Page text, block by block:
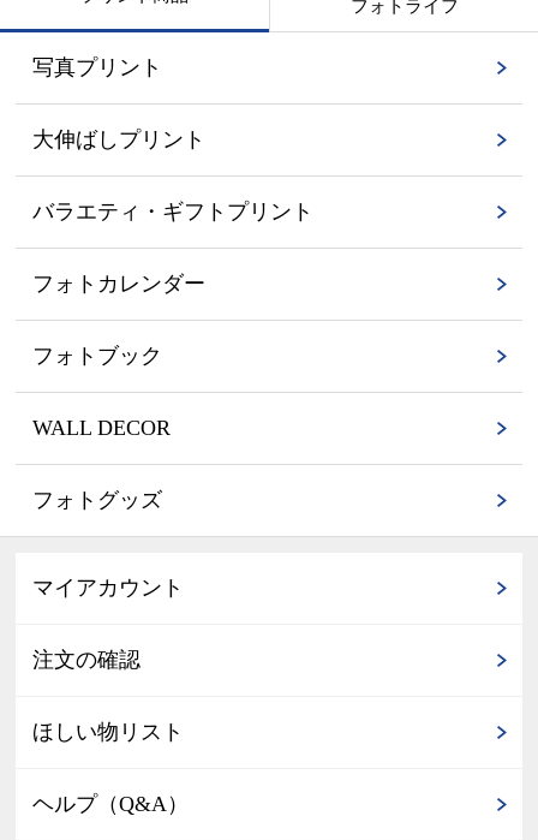
写真プリント
大伸ばしプリント
バラエティ・ギフトプリント
フォトカレンダー
フォトブック
WALL DECOR
フォトグッズ
フォトライフ
マイアカウント
注文の確認
ほしい物リスト
ヘルプ（Q&A）